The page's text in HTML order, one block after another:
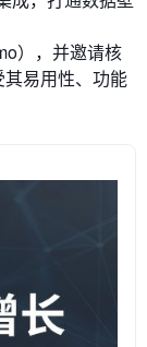
），并邀请核
易用性、功能